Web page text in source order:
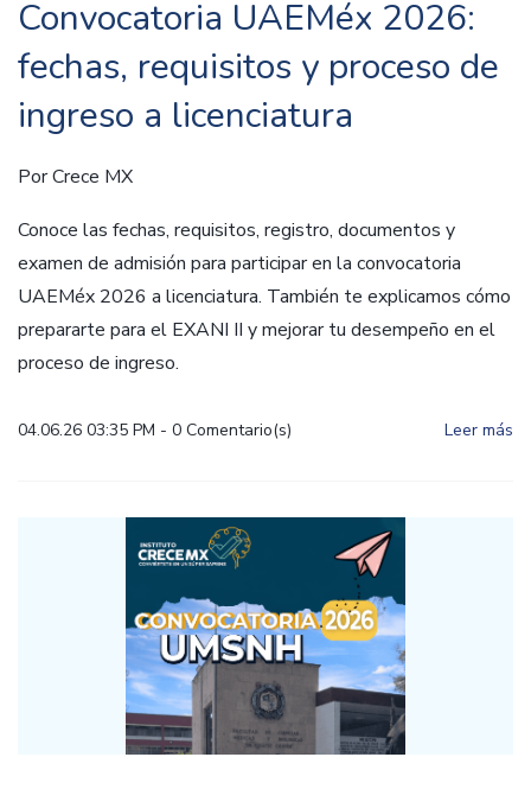
Convocatoria UAEMéx 2026:
fechas, requisitos y proceso de
ingreso a licenciatura
PorCrece MX
Conoce las fechas, requisitos, registro, documentos y
examen de admisión para participar en la convocatoria
UAEMéx 2026 a licenciatura. También te explicamos cómo
prepararte para el EXANI II y mejorar tu desempeño en el
proceso de ingreso.
04.06.26 03:35 PM - 0 Comentario(s) Leer más